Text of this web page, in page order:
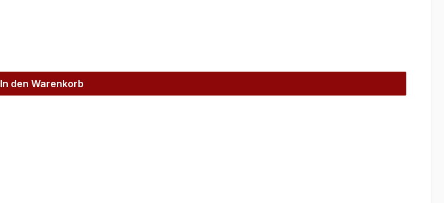
In den Warenkorb